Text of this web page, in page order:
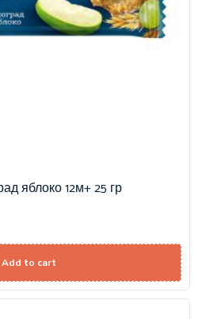
яблоко 12м+ 25 гр
Add to cart